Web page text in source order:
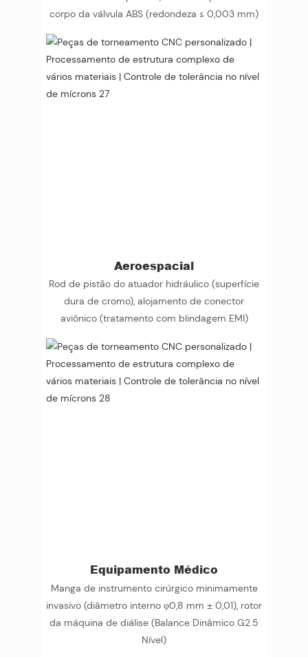
corpo da válvula ABS (redondeza ≤ 0,003 mm)
Aeroespacial
Rod de pistão do atuador hidráulico (superfície
dura de cromo), alojamento de conector
aviônico (tratamento com blindagem EMI)
Equipamento Médico
Manga de instrumento cirúrgico minimamente
invasivo (diâmetro interno φ0,8 mm ± 0,01), rotor
da máquina de diálise (Balance Dinâmico G2.5
Nível)